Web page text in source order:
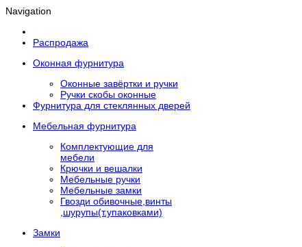
Navigation
Распродажа
Оконная фурнитура
Оконные завёртки и ручки
Ручки скобы оконные
Фурнитура для стеклянных дверей
Мебельная фурнитура
Комплектующие для
мебели
Крючки и вешалки
Мебельные ручки
Мебельные замки
Гвозди обивочные,винты
,шурупы(т.упаковками)
Замки